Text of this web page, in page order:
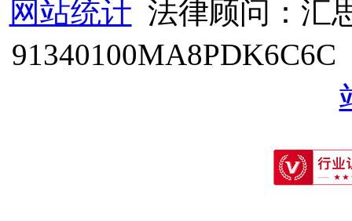
网站统计 法律顾问：汇